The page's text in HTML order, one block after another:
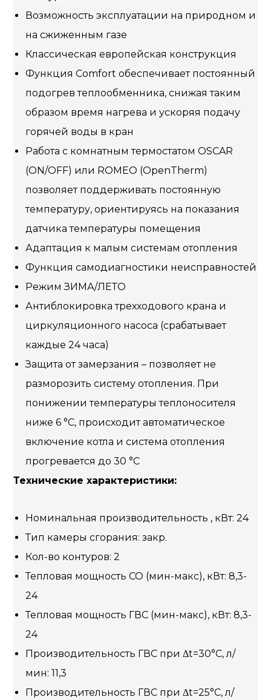
Возможность эксплуатации на природном и
на сжиженным газе
Классическая европейская конструкция
Функция Comfort обеспечивает постоянный
подогрев теплообменника, снижая таким
образом время нагрева и ускоряя подачу
горячей воды в кран
Работа с комнатным термостатом OSCAR
(ON/OFF) или ROMEO (OpenTherm)
позволяет поддерживать постоянную
температуру, ориентируясь на показания
датчика температуры помещения
Адаптация к малым системам отопления
Функция самодиагностики неисправностей
Режим ЗИМА/ЛЕТО
Антиблокировка трехходового крана и
циркуляционного насоса (срабатывает
каждые 24 часа)
Защита от замерзания – позволяет не
разморозить систему отопления. При
понижении температуры теплоносителя
ниже 6 °С, происходит автоматическое
включение котла и система отопления
прогревается до 30 °С
Технические характеристики:
Номинальная производительность , кВт: 24
Тип камеры сгорания: закр.
Кол-во контуров: 2
Тепловая мощность СО (мин-макс), кВт: 8,3-
24
Тепловая мощность ГВС (мин-макс), кВт: 8,3-
24
Производительность ГВС при Δt=30°C, л/
мин: 11,3
Производительность ГВС при Δt=25°C, л/